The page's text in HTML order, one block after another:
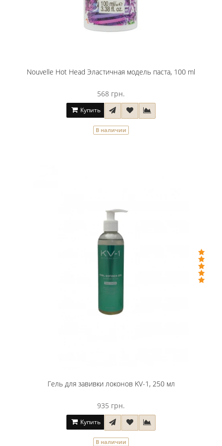
Nouvelle Hot Head Эластичная модель паста, 100 ml
568 грн.
Купить
В наличии
Гель для завивки локонов KV-1, 250 мл
935 грн.
Купить
В наличии